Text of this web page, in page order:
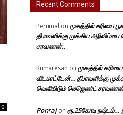
0
Recent Comments
Perumal on முகத்தில் கரியை
தீபாவளிக்கு முக்கிய
சரவணன்..
Kumaresan on முகத்தில் கரியை
விடமாட்டேன்… தீபாவளிக்கு
வெளியிடும் லெஜெண்ட்
Ponrajon ரூ.25கோடி நஷ்டம்…